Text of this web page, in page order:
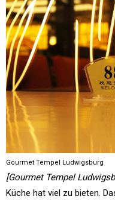
Gourmet Tempel Ludwigsburg
[Gourmet Tempel
Küche hat viel zu bieten.